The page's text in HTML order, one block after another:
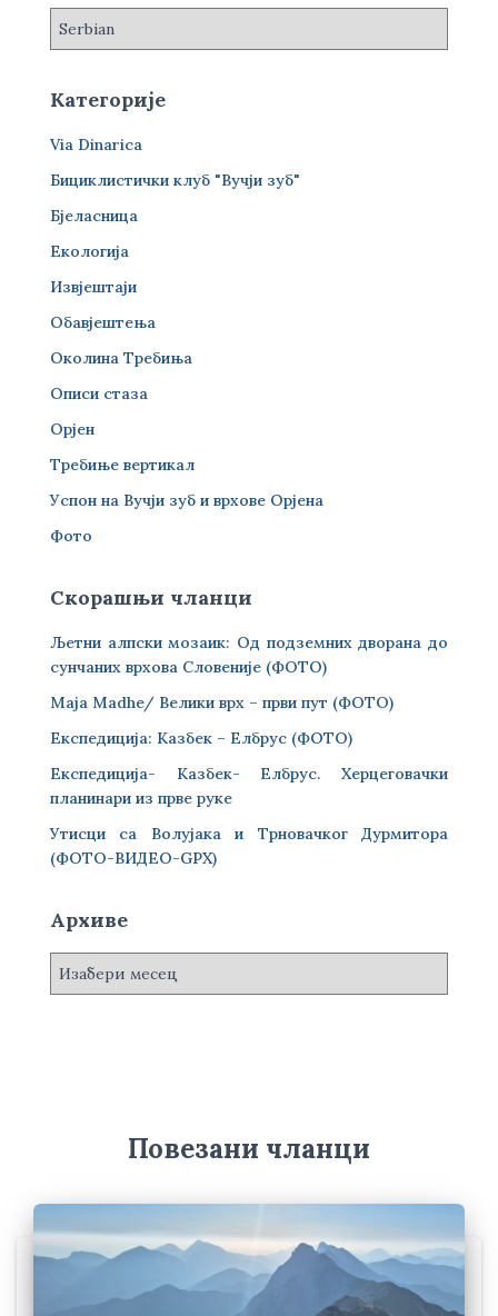
Категорије
Via Dinarica
Бициклистички клуб "Вучји зуб"
Бјеласница
Екологија
Извјештаји
Обавјештења
Околина Требиња
Описи стаза
Орјен
Требиње вертикал
Успон на Вучји зуб и врхове Орјена
Фото
Скорашњи чланци
Љетни алпски мозаик: Од подземних дворана до
сунчаних врхова Словеније (ФОТО)
Maja Madhe/ Велики врх – први пут (ФОТО)
Експедиција: Казбек – Елбрус (ФОТО)
Експедиција- Казбек- Елбрус. Херцеговачки
планинари из прве руке
Утисци са Волујака и Трновачког Дурмитора
(ФОТО-ВИДЕО-GPX)
Архиве
А
Повезани чланци